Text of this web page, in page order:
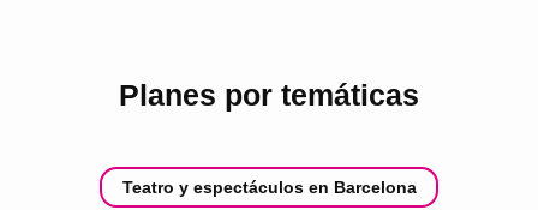
Planes por temáticas
Teatro y espectáculos en Barcelona